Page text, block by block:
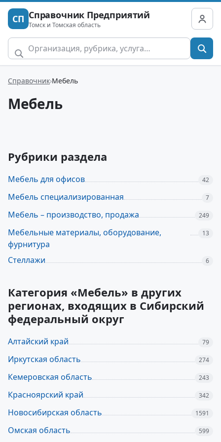
СП Справочник Предприятий
Томск и Томская область
Справочник Мебель
Мебель
Рубрики раздела
Мебель для офисов 42
Мебель специализированная 7
Мебель – производство, продажа 249
Мебельные материалы, оборудование,
фурнитура
13
Стеллажи 6
Категория «Мебель» в других
регионах, входящих в Сибирский
федеральный округ
Алтайский край 79
Иркутская область 274
Кемеровская область 243
Красноярский край 342
Новосибирская область 1591
Омская область 599